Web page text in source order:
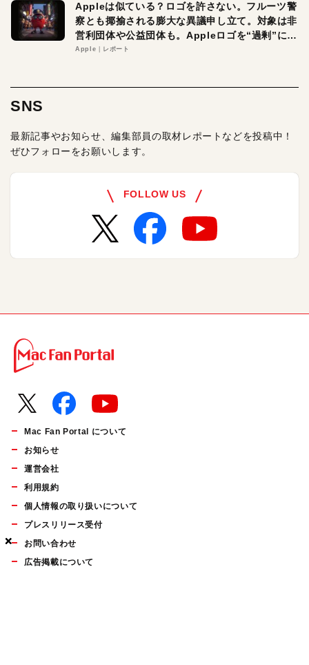
×
×
×
Appleは似ている？ロゴを許さない。フルーツ警
察とも揶揄される膨大な異議申し立て。対象は非
営利団体や公益団体も。Appleロゴを“過剰”に守
る理由とは
Apple レポート
SNS
最新記事やお知らせ、編集部員の取材レポートなどを投稿中！
ぜひフォローをお願いします。
FOLLOW US
Mac Fan Portal について
お知らせ
運営会社
利用規約
個人情報の取り扱いについて
プレスリリース受付
お問い合わせ
広告掲載について